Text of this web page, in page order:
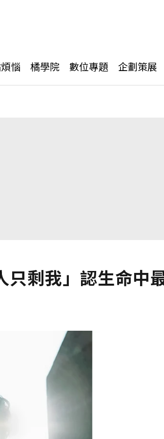
惱 橘學院 數位專題 企劃策展
只剩我」認生命中